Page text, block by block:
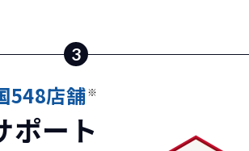
3
548店舗※
ポート